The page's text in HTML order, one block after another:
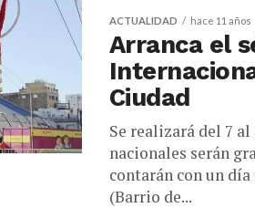
ACTUALIDAD hace 11 años
Arranca el
Ciudad
Se realizará del 7 al
nacionales serán
contarán con un
(Barrio de...